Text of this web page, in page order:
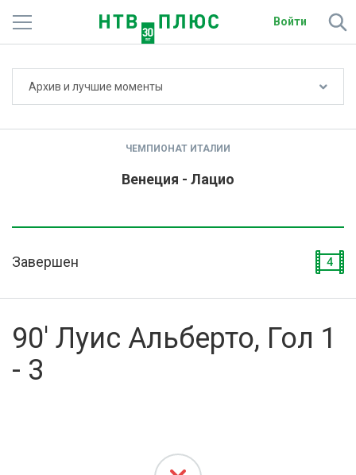
Войти
О сайте
Активировать промокод
Архив и лучшие моменты
ЧЕМПИОНАТ ИТАЛИИ
Венеция - Лацио
Завершен 4
90' Луис Альберто, Гол 1
- 3